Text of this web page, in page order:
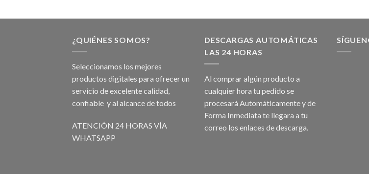
¿QUIÉNES SOMOS?
Seleccionamos los mejores
productos digitales para ofrecer un
servicio de excelente calidad,
confiable y al alcance de todos
ATENCIÓN 24 HORAS VÍA
WHATSAPP
DESCARGAS AUTOMÁTICAS
LAS 24 HORAS
Al comprar algún producto a
cualquier hora tu pedido se
procesará Automáticamente y de
Forma Inmediata te llegara a tu
correo los enlaces de descarga.